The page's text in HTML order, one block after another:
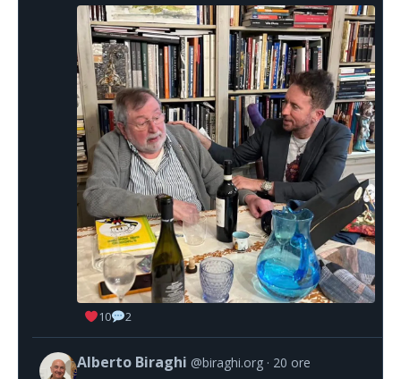
10 2
Alberto Biraghi @biraghi.org 20 ore